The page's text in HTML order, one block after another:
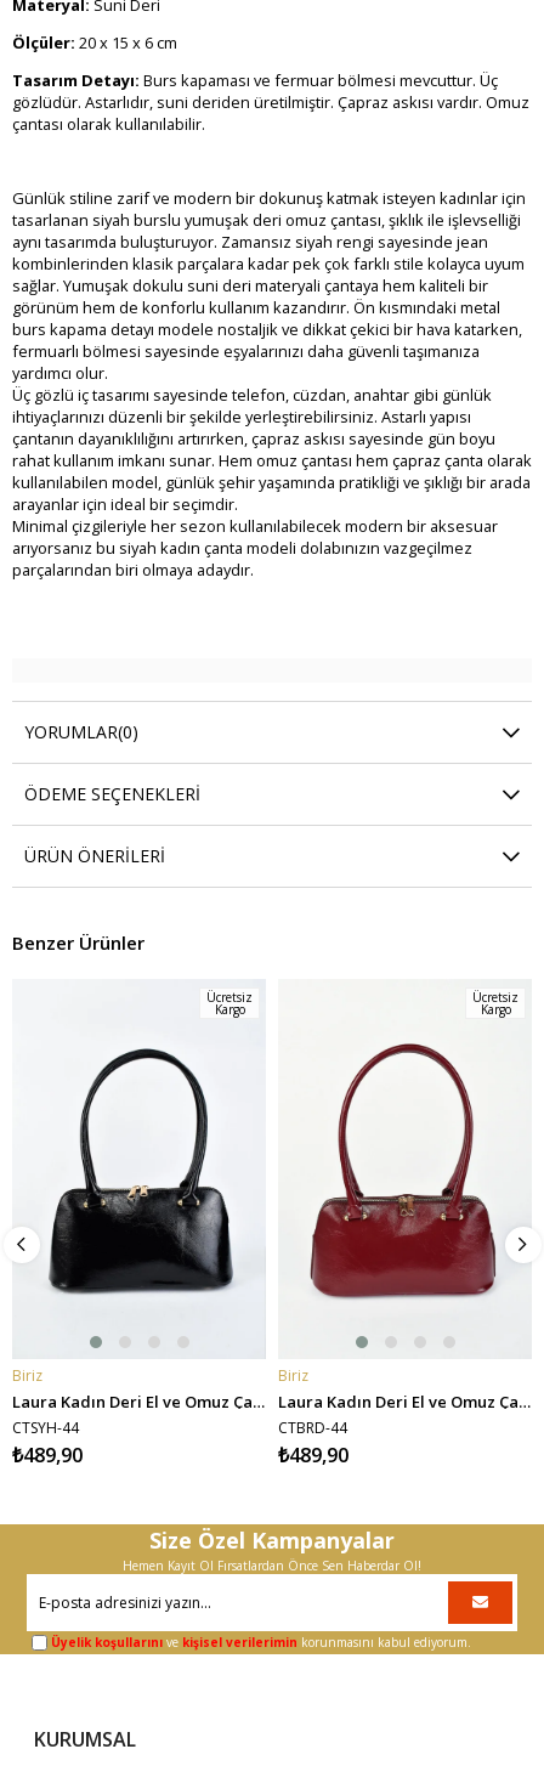
Materyal: Suni Deri
Ölçüler: 20 x 15 x 6 cm
Tasarım Detayı: Burs kapaması ve fermuar bölmesi mevcuttur. Üç
gözlüdür. Astarlıdır, suni deriden üretilmiştir. Çapraz askısı vardır. Omuz
çantası olarak kullanılabilir.
Günlük stiline zarif ve modern bir dokunuş katmak isteyen kadınlar için
tasarlanan siyah burslu yumuşak deri omuz çantası, şıklık ile işlevselliği
aynı tasarımda buluşturuyor. Zamansız siyah rengi sayesinde jean
kombinlerinden klasik parçalara kadar pek çok farklı stile kolayca uyum
sağlar. Yumuşak dokulu suni deri materyali çantaya hem kaliteli bir
görünüm hem de konforlu kullanım kazandırır. Ön kısmındaki metal
burs kapama detayı modele nostaljik ve dikkat çekici bir hava katarken,
fermuarlı bölmesi sayesinde eşyalarınızı daha güvenli taşımanıza
yardımcı olur.
Üç gözlü iç tasarımı sayesinde telefon, cüzdan, anahtar gibi günlük
ihtiyaçlarınızı düzenli bir şekilde yerleştirebilirsiniz. Astarlı yapısı
çantanın dayanıklılığını artırırken, çapraz askısı sayesinde gün boyu
rahat kullanım imkanı sunar. Hem omuz çantası hem çapraz çanta olarak
kullanılabilen model, günlük şehir yaşamında pratikliği ve şıklığı bir arada
arayanlar için ideal bir seçimdir.
Minimal çizgileriyle her sezon kullanılabilecek modern bir aksesuar
arıyorsanız bu siyah kadın çanta modeli dolabınızın vazgeçilmez
parçalarından biri olmaya adaydır.
YORUMLAR(0)
ÖDEME SEÇENEKLERI
ÜRÜN ÖNERILERI
Benzer Ürünler
SEPETE EKLE
Ücretsiz
Kargo
Biriz
Laura Kadın Deri El ve Omuz Çantası - Siyah
CTSYH-44
₺489,90
SEPETE EKLE
Ücretsiz
Kargo
Biriz
Laura Kadın Deri El ve Omuz Çantası - Bordo
CTBRD-44
₺489,90
Size Özel Kampanyalar
Hemen Kayıt Ol Fırsatlardan Önce Sen Haberdar Ol!
Üyelik koşullarını ve kişisel verilerimin korunmasını kabul ediyorum.
KURUMSAL